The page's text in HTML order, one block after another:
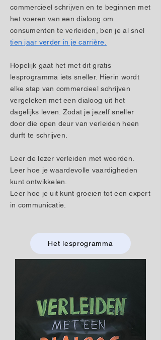
commercieel schrijven en te beginnen met
het voeren van een dialoog om
consumenten te verleiden, ben je al snel
tien jaar verder in je carrière.
Hopelijk gaat het met dit gratis
lesprogramma iets sneller. Hierin wordt
elke stap van commercieel schrijven
vergeleken met een dialoog uit het
dagelijks leven. Zodat je jezelf sneller
door die open deur van verleiden heen
durft te schrijven.
Leer de lezer verleiden met woorden.
Leer hoe je waardevolle vaardigheden
kunt ontwikkelen.
Leer hoe je uit kunt groeien tot een expert
in communicatie.
Het lesprogramma